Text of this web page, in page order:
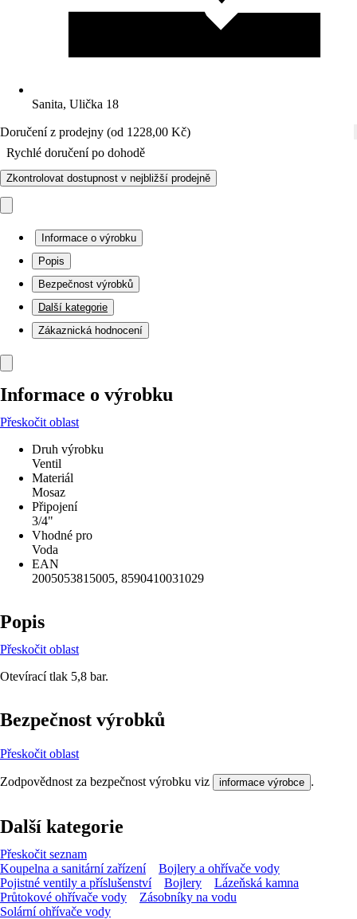
Sanita, Ulička 18
Doručení z prodejny (od 1228,00 Kč)
Rychlé doručení po dohodě
Zkontrolovat dostupnost v nejbližší prodejně
Informace o výrobku
Popis
Bezpečnost výrobků
Další kategorie
Zákaznická hodnocení
Informace o výrobku
Přeskočit oblast
Druh výrobku
Ventil
Materiál
Mosaz
Připojení
3/4"
Vhodné pro
Voda
EAN
2005053815005, 8590410031029
Popis
Přeskočit oblast
Otevírací tlak 5,8 bar.
Bezpečnost výrobků
Přeskočit oblast
Zodpovědnost za bezpečnost výrobku viz informace výrobce .
Další kategorie
Přeskočit seznam
Koupelna a sanitární zařízení
Bojlery a ohřívače vody
Pojistné ventily a příslušenství
Bojlery
Lázeňská kamna
Průtokové ohřívače vody
Zásobníky na vodu
Solární ohřívače vody